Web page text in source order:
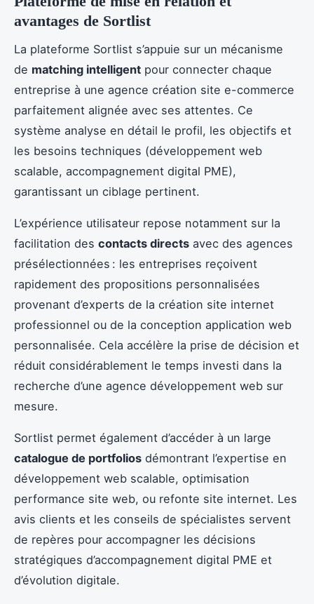
avantages de Sortlist
La plateforme Sortlist s’appuie sur un mécanisme
de matching intelligent pour connecter chaque
entreprise à une agence création site e-commerce
parfaitement alignée avec ses attentes. Ce
système analyse en détail le profil, les objectifs et
les besoins techniques (développement web
scalable, accompagnement digital PME),
garantissant un ciblage pertinent.
L’expérience utilisateur repose notamment sur la
facilitation des contacts directs avec des agences
présélectionnées : les entreprises reçoivent
rapidement des propositions personnalisées
provenant d’experts de la création site internet
professionnel ou de la conception application web
personnalisée. Cela accélère la prise de décision et
réduit considérablement le temps investi dans la
recherche d’une agence développement web sur
mesure.
Sortlist permet également d’accéder à un large
catalogue de portfolios démontrant l’expertise en
développement web scalable, optimisation
performance site web, ou refonte site internet. Les
avis clients et les conseils de spécialistes servent
de repères pour accompagner les décisions
stratégiques d’accompagnement digital PME et
d’évolution digitale.